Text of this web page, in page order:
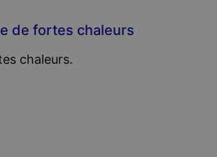
de fortes chaleurs
chaleurs.